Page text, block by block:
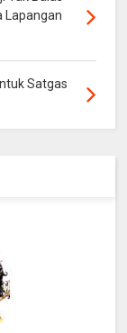
Lapangan
Satgas